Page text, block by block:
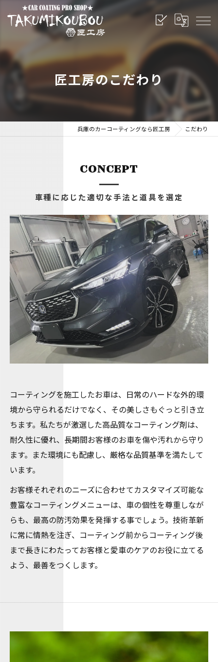
匠工房のこだわり
兵庫のカーコーティングなら匠工房 こだわり
車種に応じた適切な手法と道具を選定
CONCEPT
コーティングを施工したお車は、日常のハードな外的環
境から守られるだけでなく、その美しさもぐっと引き立
ちます。私たちが激選した高品質なコーティング剤は、
耐久性に優れ、長期間お客様のお車を傷や汚れから守り
ます。また環境にも配慮し、厳格な品質基準を満たして
います。
お客様それぞれのニーズに合わせてカスタマイズ可能な
豊富なコーティングメニューは、車の個性を尊重しなが
らも、最高の防汚効果を発揮する事でしょう。技術革新
に常に情熱を注ぎ、コーティング前からコーティング後
まで長きにわたってお客様と愛車のケアのお役に立てる
よう、最善をつくします。